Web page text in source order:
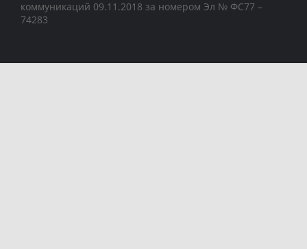
коммуникаций 09.11.2018 за номером Эл № ФС77 –
74283